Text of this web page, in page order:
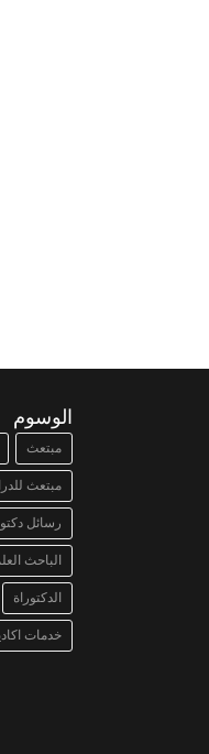
الوسوم
مبتعث
مبتعث
رسائل
الباحث
الدكتوراة
خدمات